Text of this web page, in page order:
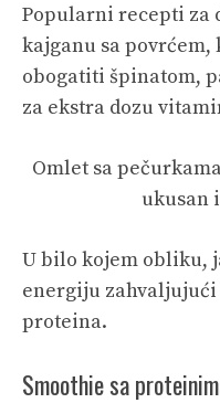
Popularni recepti za
kajganu sa povrćem,
obogatiti špinatom,
za ekstra dozu
Omlet sa
ukusan
U bilo kojem obliku,
energiju
proteina.
Smoothie sa